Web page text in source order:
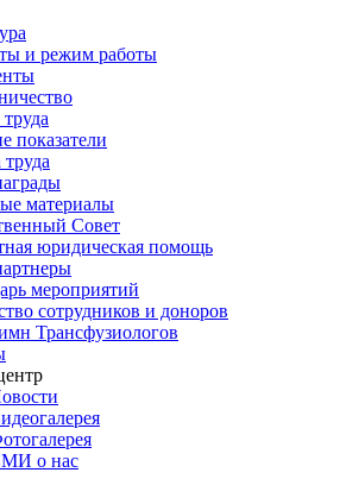
и режим работы
показатели
материалы
Совет
юридическая помощь
мероприятий
сотрудников и доноров
Трансфузиологов
о нас